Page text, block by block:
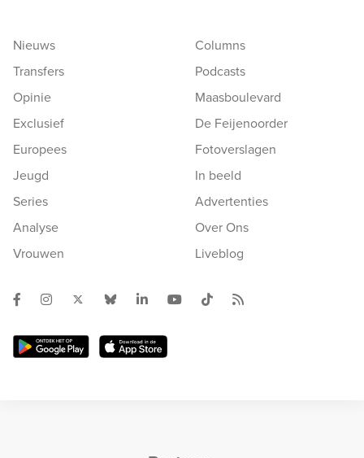
Nieuws
Transfers
Opinie
Exclusief
Europees
Jeugd
Series
Analyse
Vrouwen
Columns
Podcasts
Maasboulevard
De Feijenoorder
Fotoverslagen
In beeld
Advertenties
Over Ons
Liveblog